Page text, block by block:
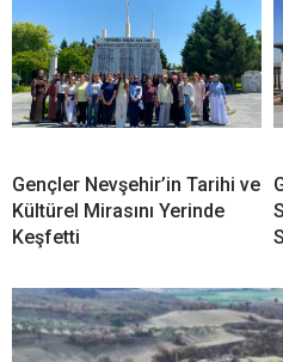
Gençler Nevşehir’in Tarihi ve
Kültürel Mirasını Yerinde
Keşfetti